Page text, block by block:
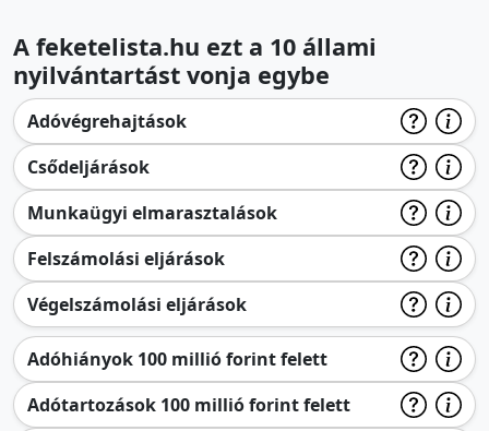
A feketelista.hu ezt a 10 állami
nyilvántartást vonja egybe
Adóvégrehajtások
Csődeljárások
Munkaügyi elmarasztalások
Felszámolási eljárások
Végelszámolási eljárások
Adóhiányok 100 millió forint felett
Adótartozások 100 millió forint felett